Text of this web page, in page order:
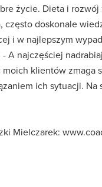
życie. Dieta i
doskonale
i w najlepszym
A najczęściej
klientów zmaga
ich sytuacji.
Mielczarek: